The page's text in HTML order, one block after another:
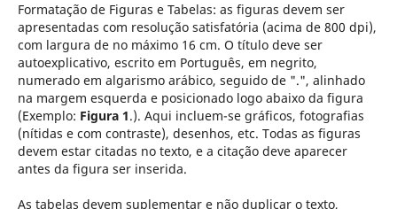
Formatação de Figuras e Tabelas: as figuras devem ser
apresentadas com resolução satisfatória (acima de 800 dpi),
com largura de no máximo 16 cm. O título deve ser
autoexplicativo, escrito em Português, em negrito,
numerado em algarismo arábico, seguido de ".", alinhado
na margem esquerda e posicionado logo abaixo da figura
(Exemplo: Figura 1.). Aqui incluem-se gráficos, fotografias
(nítidas e com contraste), desenhos, etc. Todas as figuras
devem estar citadas no texto, e a citação deve aparecer
antes da figura ser inserida.
As tabelas devem suplementar e não duplicar o texto,